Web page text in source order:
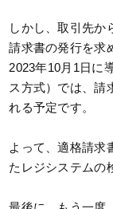
しかし、取引先か
請求書の発行を求
2023年10月1日に
ス方式）では、請
れる予定です。
よって、適格請求
たレジシステムの